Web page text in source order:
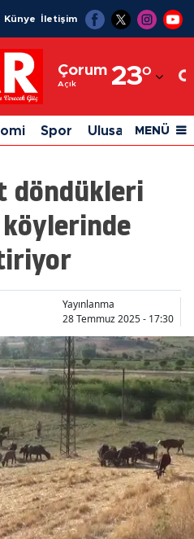
Künye İletişim
Çorum
Açık 23°
Adıyaman
Afyonkarahisar
Ağrı
Amasya
Ankara
Aydın
Balıkesir
Bilecik
Bingöl
Bitlis
Bolu
Burdur
Spor Ulusal Siyaset
MENÜ
döndükleri
Yayınlanma
28 Temmuz 2025 - 17:30